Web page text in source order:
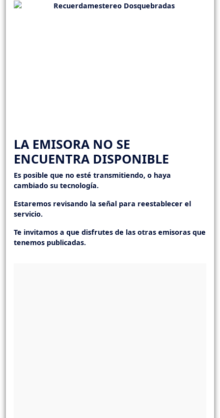
LA EMISORA NO SE
ENCUENTRA DISPONIBLE
Es posible que no esté transmitiendo, o haya
cambiado su tecnología.
Estaremos revisando la señal para reestablecer el
servicio.
Te invitamos a que disfrutes de las otras emisoras que
tenemos publicadas.